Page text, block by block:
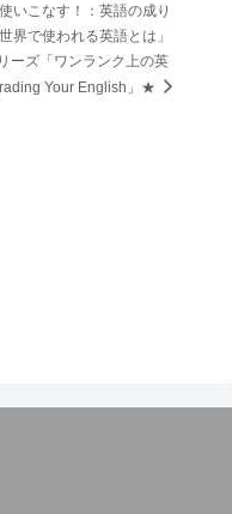
いこなす！：英語の成り
界で使われる英語とは」
ーズ「ワンランク上の英
Your English」★